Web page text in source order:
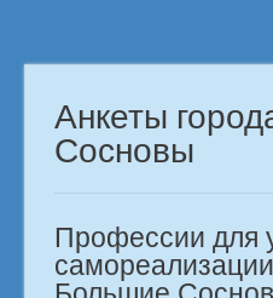
Анкеты
Сосновы
Профессии для